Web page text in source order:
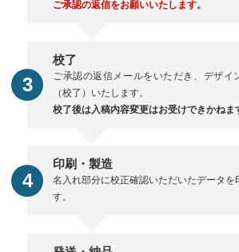
ご承認の返信をお願いいたします。
校了
ご承認の返信メールをいただき、デザイ
（校了）いたします。
校了後は入稿内容変更はお受けできかねま
印刷・製造
名入れ部分に校正確認いただいたデータを
す。